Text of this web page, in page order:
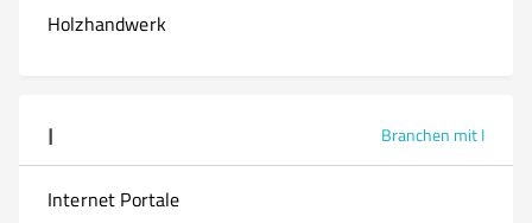
Holzhandwerk
I Branchen mit I
Internet Portale